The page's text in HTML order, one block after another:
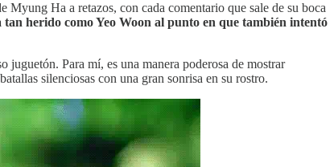
Myung Ha a retazos, con cada comentario que sale de su boca
herido como Yeo Woon al punto en que también intentó
Para mí, es una manera poderosa de mostrar
silenciosas con una gran sonrisa en su rostro.